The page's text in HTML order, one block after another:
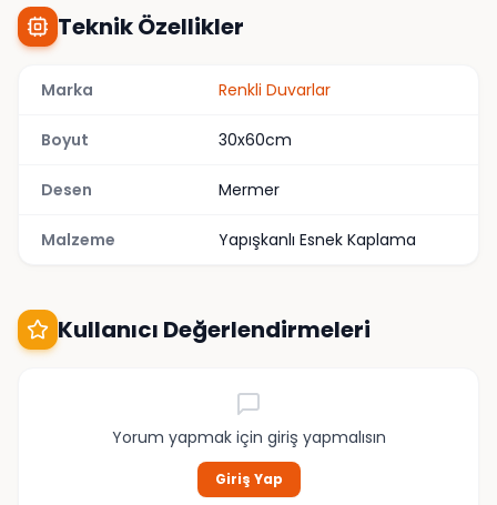
Teknik Özellikler
Marka Renkli Duvarlar
Boyut 30x60cm
Desen Mermer
Malzeme Yapışkanlı Esnek Kaplama
Kullanıcı Değerlendirmeleri
Yorum yapmak için giriş yapmalısın
Giriş Yap